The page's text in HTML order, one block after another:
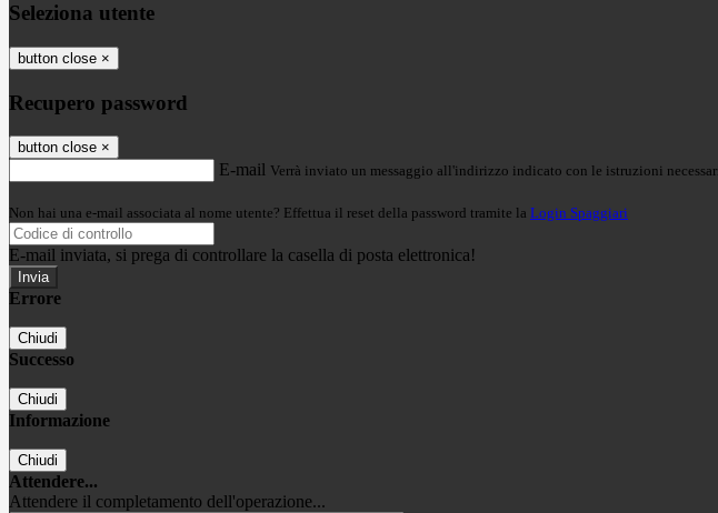
Seleziona utente
button close ×
Recupero password
button close ×
E-mail Verrà inviato un messaggio all'indirizzo indicato con le istruzioni
Non hai una e-mail associata al nome utente? Effettua il reset della password tramite la Login Spaggiari
E-mail inviata, si prega di controllare la casella di posta elettronica!
Errore
Chiudi
Successo
Chiudi
Informazione
Chiudi
Attendere...
Attendere il completamento dell'operazione...